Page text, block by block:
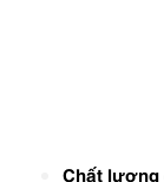
Chất lượng